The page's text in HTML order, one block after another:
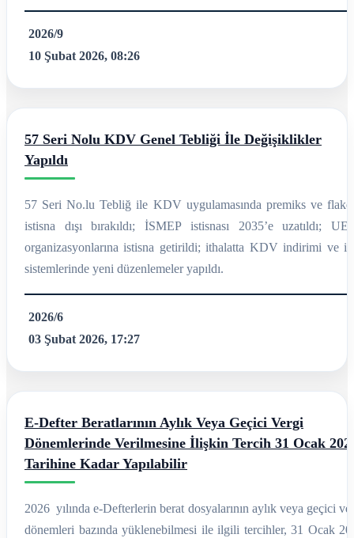
2026/9
10 Şubat 2026, 08:26
57 Seri Nolu KDV Genel Tebliği İle Değişiklikler
Yapıldı
57 Seri No.lu Tebliğ ile KDV uygulamasında premiks ve
istisna dışı bırakıldı; İSMEP istisnası 2035’e uzatıldı;
organizasyonlarına istisna getirildi; ithalatta KDV indirimi ve
sistemlerinde yeni düzenlemeler yapıldı.
2026/6
03 Şubat 2026, 17:27
E-Defter Beratlarının Aylık Veya Geçici Vergi
Dönemlerinde Verilmesine İlişkin Tercih 31 Ocak
Tarihine Kadar Yapılabilir
2026 yılında e-Defterlerin berat dosyalarının aylık veya geçici
dönemleri bazında yüklenebilmesi ile ilgili tercihler, 31 Ocak